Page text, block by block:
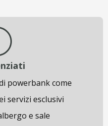
powerbank come
servizi esclusivi
e sale